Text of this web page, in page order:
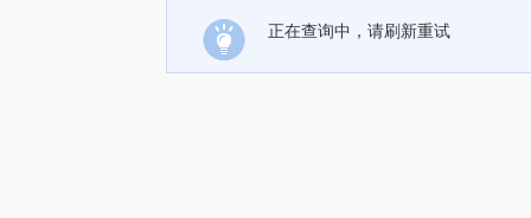
正在查询中，请刷新重试